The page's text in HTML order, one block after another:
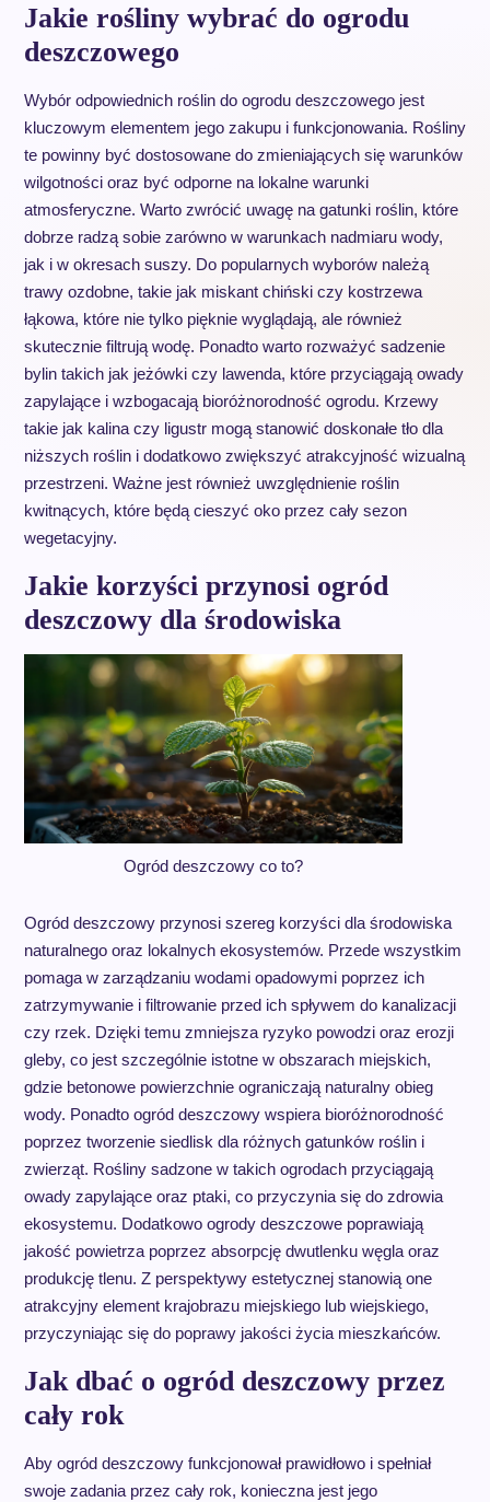
Jakie rośliny wybrać do ogrodu
deszczowego
Wybór odpowiednich roślin do ogrodu deszczowego jest
kluczowym elementem jego zakupu i funkcjonowania. Rośliny
te powinny być dostosowane do zmieniających się warunków
wilgotności oraz być odporne na lokalne warunki
atmosferyczne. Warto zwrócić uwagę na gatunki roślin, które
dobrze radzą sobie zarówno w warunkach nadmiaru wody,
jak i w okresach suszy. Do popularnych wyborów należą
trawy ozdobne, takie jak miskant chiński czy kostrzewa
łąkowa, które nie tylko pięknie wyglądają, ale również
skutecznie filtrują wodę. Ponadto warto rozważyć sadzenie
bylin takich jak jeżówki czy lawenda, które przyciągają owady
zapylające i wzbogacają bioróżnorodność ogrodu. Krzewy
takie jak kalina czy ligustr mogą stanowić doskonałe tło dla
niższych roślin i dodatkowo zwiększyć atrakcyjność wizualną
przestrzeni. Ważne jest również uwzględnienie roślin
kwitnących, które będą cieszyć oko przez cały sezon
wegetacyjny.
Jakie korzyści przynosi ogród
deszczowy dla środowiska
Ogród deszczowy co to?
Ogród deszczowy przynosi szereg korzyści dla środowiska
naturalnego oraz lokalnych ekosystemów. Przede wszystkim
pomaga w zarządzaniu wodami opadowymi poprzez ich
zatrzymywanie i filtrowanie przed ich spływem do kanalizacji
czy rzek. Dzięki temu zmniejsza ryzyko powodzi oraz erozji
gleby, co jest szczególnie istotne w obszarach miejskich,
gdzie betonowe powierzchnie ograniczają naturalny obieg
wody. Ponadto ogród deszczowy wspiera bioróżnorodność
poprzez tworzenie siedlisk dla różnych gatunków roślin i
zwierząt. Rośliny sadzone w takich ogrodach przyciągają
owady zapylające oraz ptaki, co przyczynia się do zdrowia
ekosystemu. Dodatkowo ogrody deszczowe poprawiają
jakość powietrza poprzez absorpcję dwutlenku węgla oraz
produkcję tlenu. Z perspektywy estetycznej stanowią one
atrakcyjny element krajobrazu miejskiego lub wiejskiego,
przyczyniając się do poprawy jakości życia mieszkańców.
Jak dbać o ogród deszczowy przez
cały rok
Aby ogród deszczowy funkcjonował prawidłowo i spełniał
swoje zadania przez cały rok, konieczna jest jego